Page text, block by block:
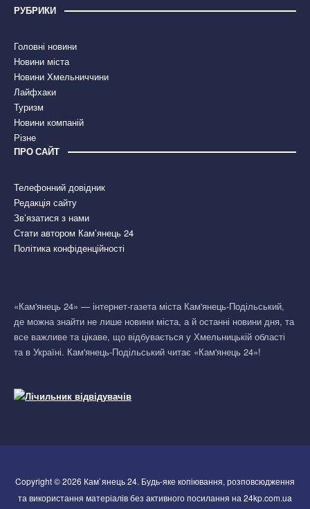
РУБРИКИ
Головні новини
Новини міста
Новини Хмельниччини
Лайфхаки
Туризм
Новини компаній
Різне
ПРО САЙТ
Телефонний довідник
Редакція сайту
Зв’язатися з нами
Стати автором Кам’янець 24
Політика конфіденційності
«Кам'янець 24» — інтернет-газета міста Кам'янець-Подільський,
де можна знайти не лише новини міста, а й останні новини дня, та
все важливе та цікаве, що відбувається у Хмельницькій області
та в Україні. Кам'янець-Подільський читає «Кам'янець 24»!
Copyright © 2026 Кам`янець 24. Будь-яке копіювання, розповсюдження
та використання матеріалів без активного посилання на 24kp.com.ua